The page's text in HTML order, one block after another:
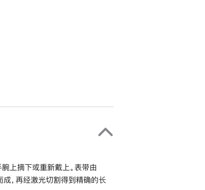
上摘下或重新戴上。表带由
，再经激光切割得到精确的长